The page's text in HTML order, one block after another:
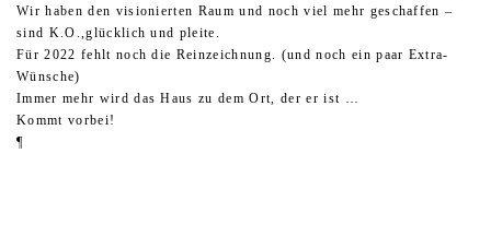
Wir haben den visionierten Raum und noch viel mehr geschaffen –
sind K.O.,glücklich und pleite.
Für 2022 fehlt noch die Reinzeichnung. (und noch ein paar Extra-
Wünsche)
Immer mehr wird das Haus zu dem Ort, der er ist …
Kommt vorbei!
¶